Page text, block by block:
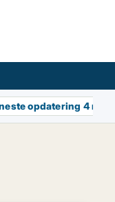
opdatering 4 min